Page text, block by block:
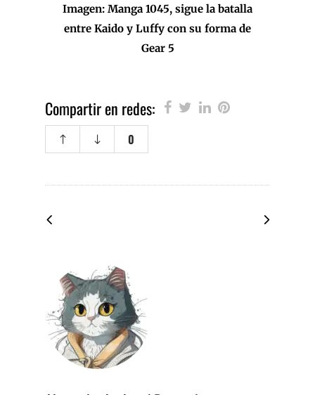
Imagen: Manga 1045, sigue la batalla
entre Kaido y Luffy con su forma de
Gear 5
Compartir en redes:
0